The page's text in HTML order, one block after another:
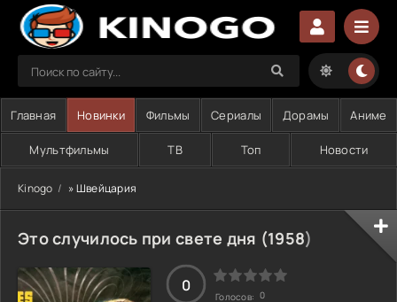
Главная Новинки Фильмы Сериалы Дорамы Аниме
Мультфильмы ТВ Топ Новости
Kinogo » Швейцария
Это случилось при свете дня (1958)
0
Голосов: 0